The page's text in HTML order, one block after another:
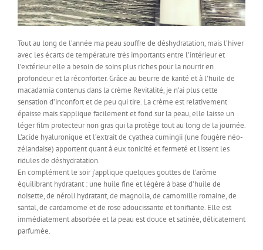
Tout au long de l’année ma peau souffre de déshydratation, mais l’hiver
avec les écarts de température très importants entre l’intérieur et
l’extérieur elle a besoin de soins plus riches pour la nourrir en
profondeur et la réconforter. Grâce au beurre de karité et à l’huile de
macadamia contenus dans la crème Revitalité, je n’ai plus cette
sensation d’inconfort et de peu qui tire. La crème est relativement
épaisse mais s’applique facilement et fond sur la peau, elle laisse un
léger film protecteur non gras qui la protège tout au long de la journée.
L’acide hyaluronique et l’extrait de cyathea cumingii (une fougère néo-
zélandaise) apportent quant à eux tonicité et fermeté et lissent les
ridules de déshydratation.
En complément le soir j’applique quelques gouttes de l’arôme
équilibrant hydratant : une huile fine et légère à base d’huile de
noisette, de néroli hydratant, de magnolia, de camomille romaine, de
santal, de cardamome et de rose adoucissante et tonifiante. Elle est
immédiatement absorbée et la peau est douce et satinée, délicatement
parfumée.